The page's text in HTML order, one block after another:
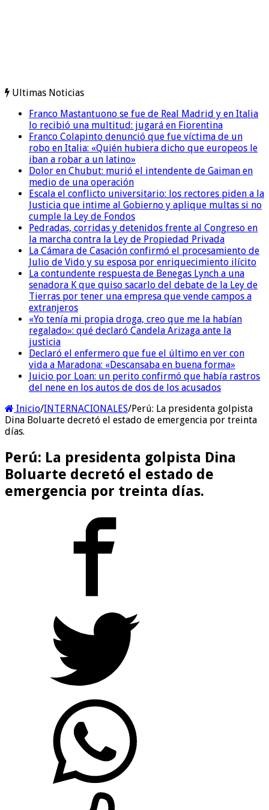
Ultimas Noticias
Franco Mastantuono se fue de Real Madrid y en Italia
lo recibió una multitud: jugará en Fiorentina
Franco Colapinto denunció que fue víctima de un
robo en Italia: «Quién hubiera dicho que europeos le
iban a robar a un latino»
Dolor en Chubut: murió el intendente de Gaiman en
medio de una operación
Escala el conflicto universitario: los rectores piden a la
Justicia que intime al Gobierno y aplique multas si no
cumple la Ley de Fondos
Pedradas, corridas y detenidos frente al Congreso en
la marcha contra la Ley de Propiedad Privada
La Cámara de Casación confirmó el procesamiento de
Julio de Vido y su esposa por enriquecimiento ilícito
La contundente respuesta de Benegas Lynch a una
senadora K que quiso sacarlo del debate de la Ley de
Tierras por tener una empresa que vende campos a
extranjeros
«Yo tenía mi propia droga, creo que me la habían
regalado»: qué declaró Candela Arizaga ante la
justicia
Declaró el enfermero que fue el último en ver con
vida a Maradona: «Descansaba en buena forma»
Juicio por Loan: un perito confirmó que había rastros
del nene en los autos de dos de los acusados
Inicio/INTERNACIONALES/Perú: La presidenta golpista
Dina Boluarte decretó el estado de emergencia por treinta
días.
Perú: La presidenta golpista Dina
Boluarte decretó el estado de
emergencia por treinta días.